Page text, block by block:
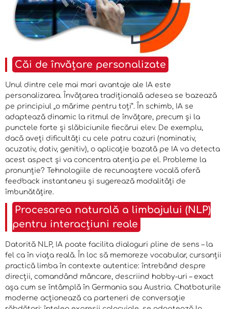
Căi de învățare personalizate
Unul dintre cele mai mari avantaje ale IA este
personalizarea. Învățarea tradițională adesea se bazează
pe principiul „o mărime pentru toți”. În schimb, IA se
adaptează dinamic la ritmul de învățare, precum și la
punctele forte și slăbiciunile fiecărui elev. De exemplu,
dacă aveți dificultăți cu cele patru cazuri (nominativ,
acuzativ, dativ, genitiv), o aplicație bazată pe IA va detecta
acest aspect și va concentra atenția pe el. Probleme la
pronunție? Tehnologiile de recunoaștere vocală oferă
feedback instantaneu și sugerează modalități de
îmbunătățire.
Procesarea naturală a limbajului (NLP)
pentru interacțiuni reale
Datorită NLP, IA poate facilita dialoguri pline de sens – la
fel ca în viața reală. În loc să memoreze vocabular, cursanții
practică limba în contexte autentice: întrebând despre
direcții, comandând mâncare, descriind hobby-uri – exact
așa cum se întâmplă în Germania sau Austria. Chatboturile
moderne acționează ca parteneri de conversație